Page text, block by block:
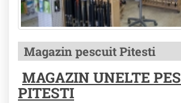
Magazin pescuit Pitesti
MAGAZIN UNELTE
PITESTI